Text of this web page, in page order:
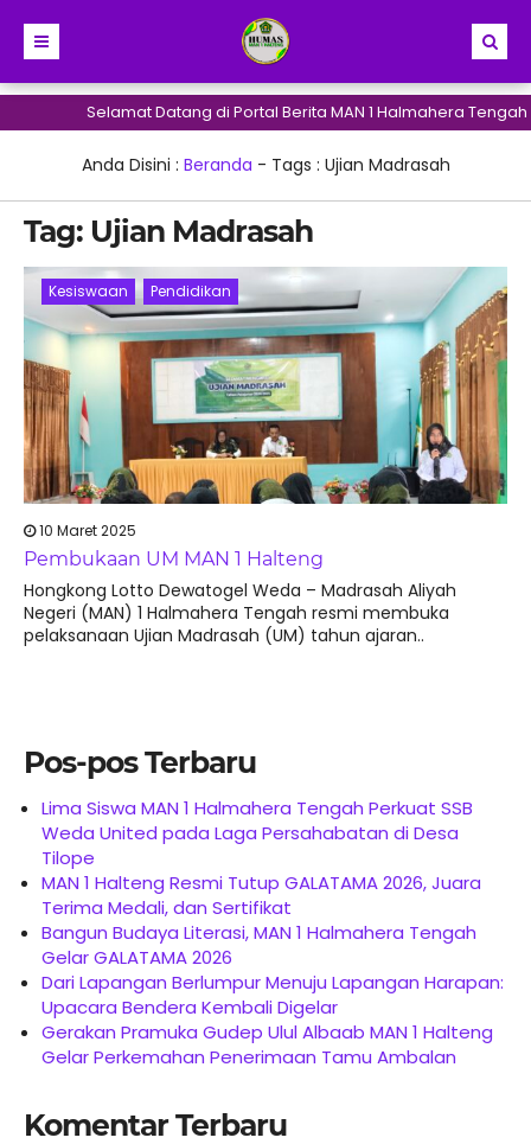
Selamat Datang di Portal Berita MAN 1 Halmahera Tengah
Anda Disini : Beranda - Tags : Ujian Madrasah
Tag: Ujian Madrasah
Kesiswaan Pendidikan
10 Maret 2025
Pembukaan UM MAN 1 Halteng
Hongkong Lotto Dewatogel Weda – Madrasah Aliyah
Negeri (MAN) 1 Halmahera Tengah resmi membuka
pelaksanaan Ujian Madrasah (UM) tahun ajaran..
Pos-pos Terbaru
Lima Siswa MAN 1 Halmahera Tengah Perkuat SSB
Weda United pada Laga Persahabatan di Desa
Tilope
MAN 1 Halteng Resmi Tutup GALATAMA 2026, Juara
Terima Medali, dan Sertifikat
Bangun Budaya Literasi, MAN 1 Halmahera Tengah
Gelar GALATAMA 2026
Dari Lapangan Berlumpur Menuju Lapangan Harapan:
Upacara Bendera Kembali Digelar
Gerakan Pramuka Gudep Ulul Albaab MAN 1 Halteng
Gelar Perkemahan Penerimaan Tamu Ambalan
Komentar Terbaru